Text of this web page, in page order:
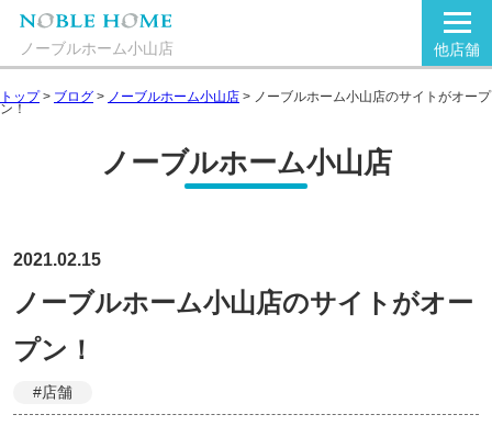
ノーブルホーム小山店 他店舗
トップ> ブログ > ノーブルホーム小山店 > ノーブルホーム小山店のサイトがオープ
ン！
ノーブルホーム小山店
2021.02.15
ノーブルホーム小山店のサイトがオー
プン！
#店舗